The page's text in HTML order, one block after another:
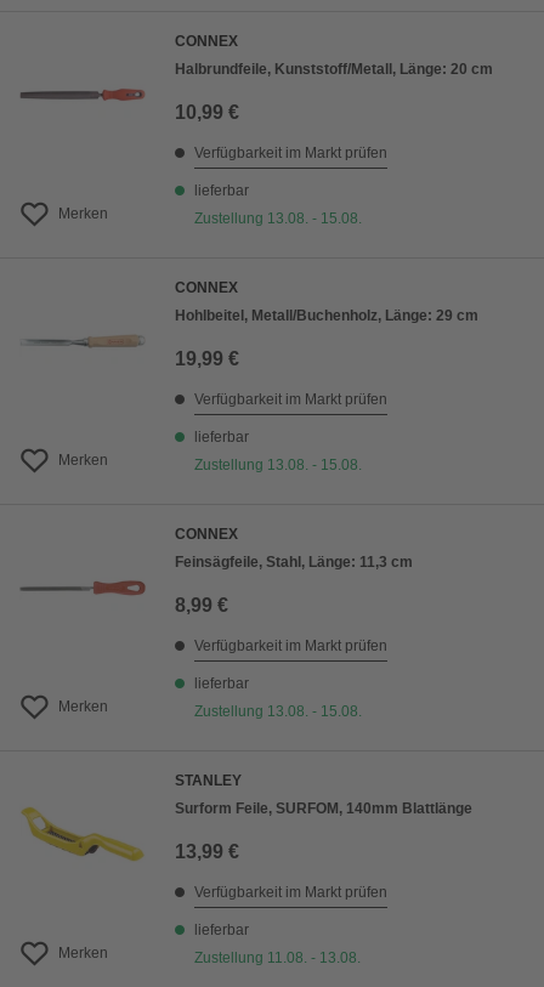
Merken
CONNEX
Halbrundfeile, Kunststoff/Metall, Länge: 20 cm
10,99 €
Verfügbarkeit im Markt prüfen
lieferbar
Zustellung 13.08. - 15.08.
Merken
CONNEX
Hohlbeitel, Metall/Buchenholz, Länge: 29 cm
19,99 €
Verfügbarkeit im Markt prüfen
lieferbar
Zustellung 13.08. - 15.08.
Merken
CONNEX
Feinsägfeile, Stahl, Länge: 11,3 cm
8,99 €
Verfügbarkeit im Markt prüfen
lieferbar
Zustellung 13.08. - 15.08.
Merken
STANLEY
Surform Feile, SURFOM, 140mm Blattlänge
13,99 €
Verfügbarkeit im Markt prüfen
lieferbar
Zustellung 11.08. - 13.08.